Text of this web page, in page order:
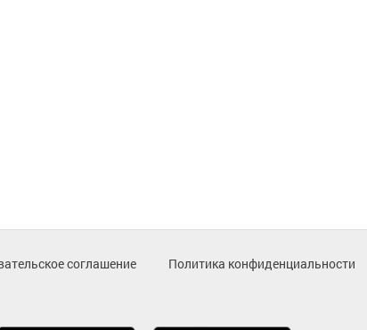
соглашение
Политика конфиденциальности